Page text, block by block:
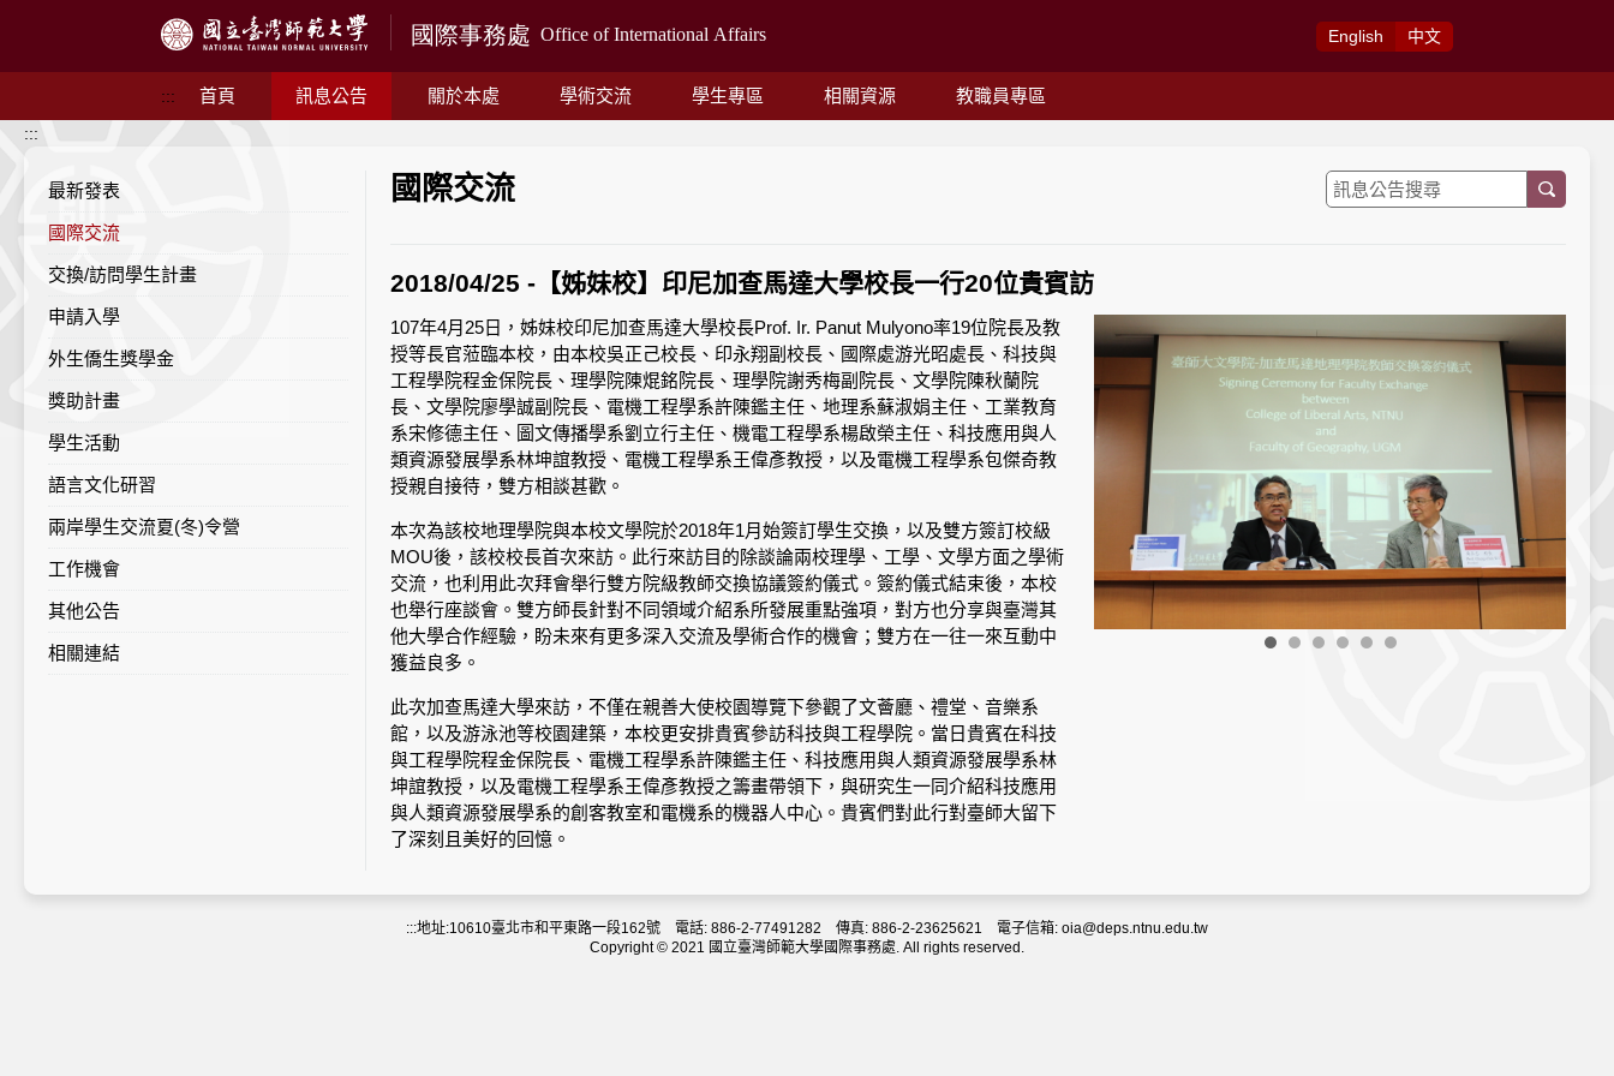
English 中文
::: 首頁 訊息公告 關於本處 學術交流 學生專區 相關資源 教職員專區
:::
最新發表
國際交流
交換/訪問學生計畫
申請入學
外生僑生獎學金
獎助計畫
學生活動
語言文化研習
兩岸學生交流夏(冬)令營
工作機會
其他公告
相關連結
國際交流
2018/04/25 -【姊妹校】印尼加查馬達大學校長一行20位貴賓訪
107年4月25日，姊妹校印尼加查馬達大學校長Prof. Ir. Panut Mulyono率19位院長及教
授等長官蒞臨本校，由本校吳正己校長、印永翔副校長、國際處游光昭處長、科技與
工程學院程金保院長、理學院陳焜銘院長、理學院謝秀梅副院長、文學院陳秋蘭院
長、文學院廖學誠副院長、電機工程學系許陳鑑主任、地理系蘇淑娟主任、工業教育
系宋修德主任、圖文傳播學系劉立行主任、機電工程學系楊啟榮主任、科技應用與人
類資源發展學系林坤誼教授、電機工程學系王偉彥教授，以及電機工程學系包傑奇教
授親自接待，雙方相談甚歡。
本次為該校地理學院與本校文學院於2018年1月始簽訂學生交換，以及雙方簽訂校級
MOU後，該校校長首次來訪。此行來訪目的除談論兩校理學、工學、文學方面之學術
交流，也利用此次拜會舉行雙方院級教師交換協議簽約儀式。簽約儀式結束後，本校
也舉行座談會。雙方師長針對不同領域介紹系所發展重點強項，對方也分享與臺灣其
他大學合作經驗，盼未來有更多深入交流及學術合作的機會；雙方在一往一來互動中
獲益良多。
此次加查馬達大學來訪，不僅在親善大使校園導覽下參觀了文薈廳、禮堂、音樂系
館，以及游泳池等校園建築，本校更安排貴賓參訪科技與工程學院。當日貴賓在科技
與工程學院程金保院長、電機工程學系許陳鑑主任、科技應用與人類資源發展學系林
坤誼教授，以及電機工程學系王偉彥教授之籌畫帶領下，與研究生一同介紹科技應用
與人類資源發展學系的創客教室和電機系的機器人中心。貴賓們對此行對臺師大留下
了深刻且美好的回憶。
:::地址:10610臺北市和平東路一段162號 電話: 886-2-77491282 傳真: 886-2-23625621 電子信箱: oia@deps.ntnu.edu.tw
Copyright © 2021 國立臺灣師範大學國際事務處. All rights reserved.